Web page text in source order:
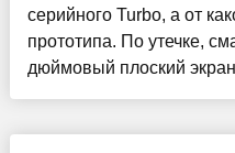
серийного Turbo, а от
прототипа. По утечке,
дюймовый плоский